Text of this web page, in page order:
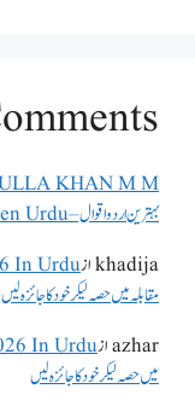
KHAN M M
بہترین اردو اقوال – Aqwal e Zareen Urdu
khadijaاز
مقابلہ میں حصہ لیکر خود کا جائزہ لیں
azharاز
میں حصہ لیکر خود کا جائزہ لیں